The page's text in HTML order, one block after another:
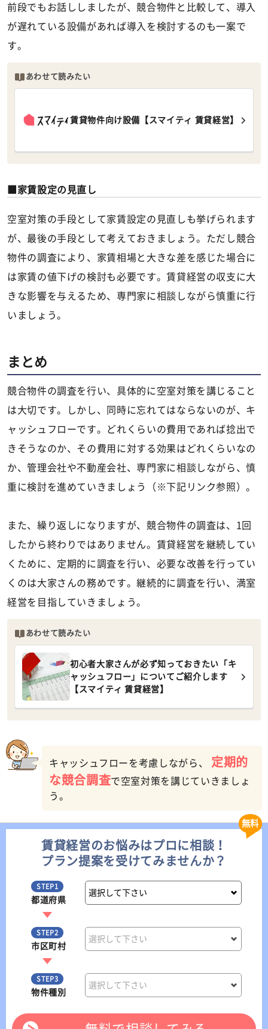
前段でもお話ししましたが、競合物件と比較して、導入
が遅れている設備があれば導入を検討するのも一案で
す。
あわせて読みたい
賃貸物件向け設備【スマイティ 賃貸経営】
家賃設定の見直し
空室対策の手段として家賃設定の見直しも挙げられます
が、最後の手段として考えておきましょう。ただし競合
物件の調査により、家賃相場と大きな差を感じた場合に
は家賃の値下げの検討も必要です。賃貸経営の収支に大
きな影響を与えるため、専門家に相談しながら慎重に行
いましょう。
まとめ
競合物件の調査を行い、具体的に空室対策を講じること
は大切です。しかし、同時に忘れてはならないのが、キ
ャッシュフローです。どれくらいの費用であれば捻出で
きそうなのか、その費用に対する効果はどれくらいなの
か、管理会社や不動産会社、専門家に相談しながら、慎
重に検討を進めていきましょう（※下記リンク参照）。
また、繰り返しになりますが、競合物件の調査は、1回
したから終わりではありません。賃貸経営を継続してい
くために、定期的に調査を行い、必要な改善を行ってい
くのは大家さんの務めです。継続的に調査を行い、満室
経営を目指していきましょう。
あわせて読みたい
初心者大家さんが必ず知っておきたい「キ
ャッシュフロー」についてご紹介します
【スマイティ 賃貸経営】
キャッシュフローを考慮しながら、
定期的
な競合調査で空室対策を講じていきましょ
う。
賃貸経営のお悩みはプロに相談！
プラン提案を受けてみませんか？
無料
STEP1
都道府県
STEP2
市区町村
STEP3
物件種別